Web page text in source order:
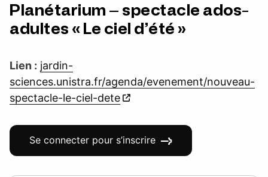
Planétarium – spectacle ados-
adultes « Le ciel d’été »
Lien : jardin-
sciences.unistra.fr/agenda/evenement/nouveau-
spectacle-le-ciel-dete
Se connecter pour s’inscrire